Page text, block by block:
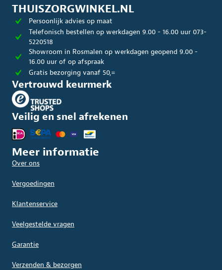
THUISZORGWINKEL.NL
Persoonlijk advies op maat
Telefonisch bestellen op werkdagen 9.00 - 16.00 uur 073-
5220518
Showroom in Rosmalen op werkdagen geopend 9.00 -
16.00 uur of op afspraak
Gratis bezorging vanaf 50,=
Vertrouwd keurmerk
Veilig en snel afrekenen
Meer informatie
Over ons
Vergoedingen
Klantenservice
Veelgestelde vragen
Garantie
Verzenden & bezorgen